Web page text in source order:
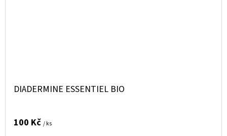
DIADERMINE ESSENTIEL BIO
100 Kč / ks